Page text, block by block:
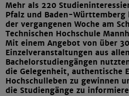
Mehr als 220
Pfalz und Baden-
der vergangenen Woche am
Technischen Hochschule
Mit einem Angebot von über
Einzelveranstaltungen aus allen
Bachelorstudiengängen
die Gelegenheit, authentische
Hochschulleben zu gewinnen
die Studiengänge zu